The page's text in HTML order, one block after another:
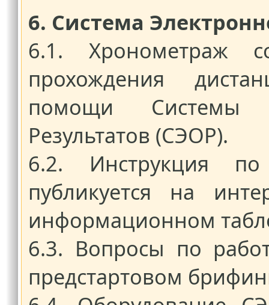
6. Система
6.1. Хронометраж
прохождения
помощи Системы
Результатов (СЭОР).
6.2. Инструкция
публикуется на
информационном
6.3. Вопросы по
предстартовом